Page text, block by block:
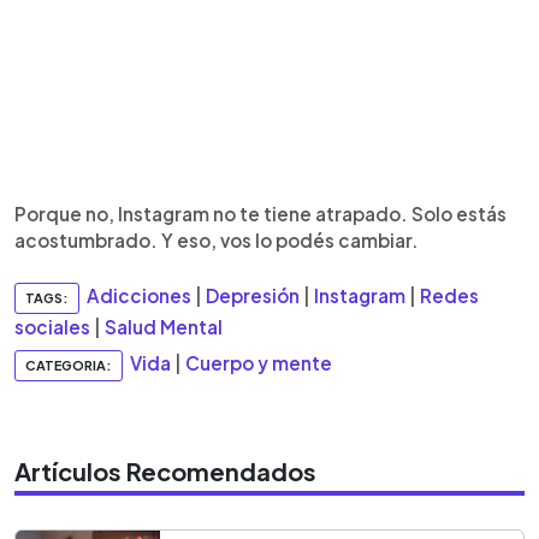
Porque no, Instagram no te tiene atrapado. Solo estás
acostumbrado. Y eso, vos lo podés cambiar.
TAGS: Adicciones Depresión Instagram
Redes
sociales
Salud Mental
CATEGORIA: Vida Cuerpo y mente
Artículos Recomendados